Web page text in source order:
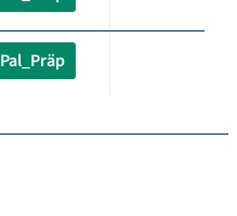
Pal_Präp